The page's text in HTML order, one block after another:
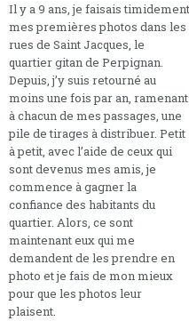
Il y a 9 ans, je faisais timidement
mes premières photos dans les
rues de Saint Jacques, le
quartier gitan de Perpignan.
Depuis, j’y suis retourné au
moins une fois par an, ramenant
à chacun de mes passages, une
pile de tirages à distribuer. Petit
à petit, avec l’aide de ceux qui
sont devenus mes amis, je
commence à gagner la
confiance des habitants du
quartier. Alors, ce sont
maintenant eux qui me
demandent de les prendre en
photo et je fais de mon mieux
pour que les photos leur
plaisent.